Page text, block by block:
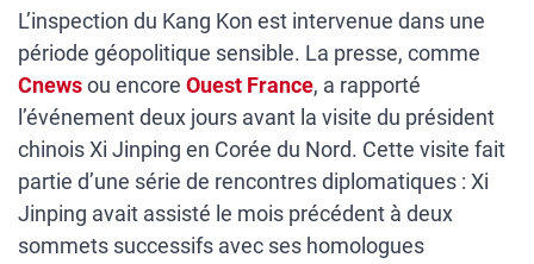
L’inspection du Kang Kon est intervenue dans une
période géopolitique sensible. La presse, comme
Cnewsou encore Ouest France, a rapporté
l’événement deux jours avant la visite du président
chinois Xi Jinping en Corée du Nord. Cette visite fait
partie d’une série de rencontres diplomatiques : Xi
Jinping avait assisté le mois précédent à deux
sommets successifs avec ses homologues